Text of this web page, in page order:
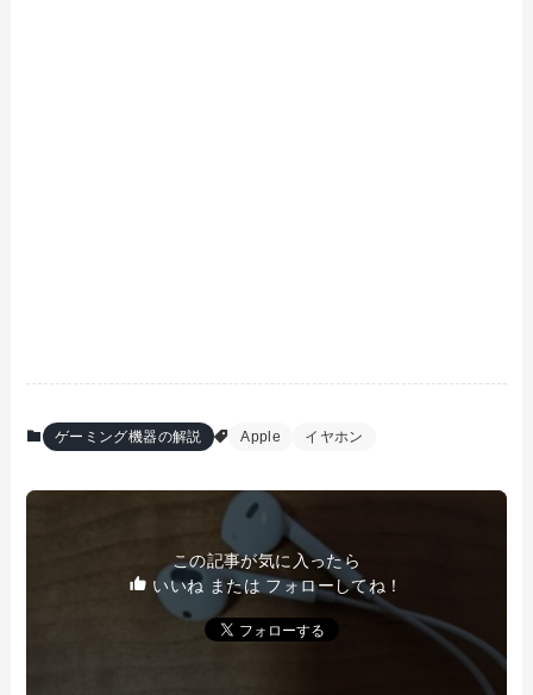
ゲーミング機器の解説 Apple イヤホン
この記事が気に入ったら
いいね または フォローしてね！